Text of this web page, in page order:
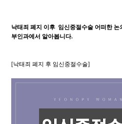
낙태죄 폐지 이후 임신중절수술 어떠한
부인과에서 알아봅니다.
[낙태죄 폐지 후 임신중절수술]